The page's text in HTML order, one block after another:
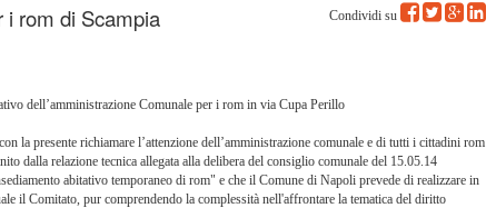
Condividi su
i rom di Scampia
dell’amministrazione Comunale per i rom in via Cupa Perillo
la presente richiamare l’attenzione dell’amministrazione comunale e di tutti i cittadini rom
dalla relazione tecnica allegata alla delibera del consiglio comunale del 15.05.14
abitativo temporaneo di rom" e che il Comune di Napoli prevede di realizzare in
il Comitato, pur comprendendo la complessità nell'affrontare la tematica del diritto